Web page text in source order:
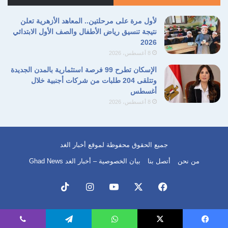
الموجود في العالم، ويتمتعون بخصوبة هائلة في
مجال النسل، ومن المتوقع أن يتضاعف عددهم في
خلال عشرين عاماً .. وهم يعيشون على أرض يبلغ
طول أضلاعها عشرة آلاف كيلومتر .. هذه الإنجازات
تبين ما كان عليه العالم الإسلامي في الماضي،
وكذلك تُبين ما يمكن أن يكون عليه في المستقبل
6 ـ سعت أمريكا إلى صناعة ما تسميه “الإسلام
المستأنس”، ورأت هذا في الطرق الصوفية، ومن
ثم استضافت عدة مؤتمرات للمتصوفة، ودعت
لخلق مسار مسلم لا يناوئ المصالح والسياسات
لأول مرة على مرحلتين.. المعاهد الأزهرية تعلن
نتيجة تنسيق رياض الأطفال والصف الأول الابتدائي
2026
8 أغسطس، 2026
الإسكان تطرح 99 فرصة استثمارية بالمدن الجديدة
وتتلقى 204 طلبات من شركات أجنبية خلال
أغسطس
8 أغسطس، 2026
جميع الحقوق محفوظة لموقع أخبار الغد
من نحن أتصل بنا بيان الخصوصية – أخبار الغد Ghad News
فيسبوك ‫YouTubeانستقرام